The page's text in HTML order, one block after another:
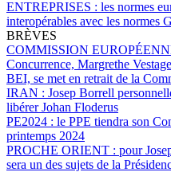
ENTREPRISES : les normes
interopérables avec les normes
BRÈVES
COMMISSION
Concurrence, Margrethe
BEI, se met en retrait de la
IRAN : Josep Borrell
libérer Johan Floderus
PE2024 : le PPE tiendra son
printemps 2024
PROCHE ORIENT : pour
sera un des sujets de la